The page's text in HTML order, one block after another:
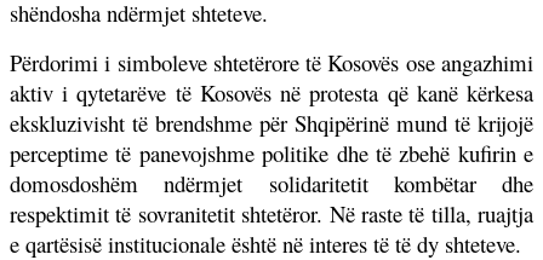
shëndosha ndërmjet shteteve.
Përdorimi i simboleve shtetërore të Kosovës ose angazhimi
aktiv i qytetarëve të Kosovës në protesta që kanë kërkesa
ekskluzivisht të brendshme për Shqipërinë mund të krijojë
perceptime të panevojshme politike dhe të zbehë kufirin e
domosdoshëm ndërmjet solidaritetit kombëtar dhe
respektimit të sovranitetit shtetëror. Në raste të tilla, ruajtja
e qartësisë institucionale është në interes të të dy shteteve.